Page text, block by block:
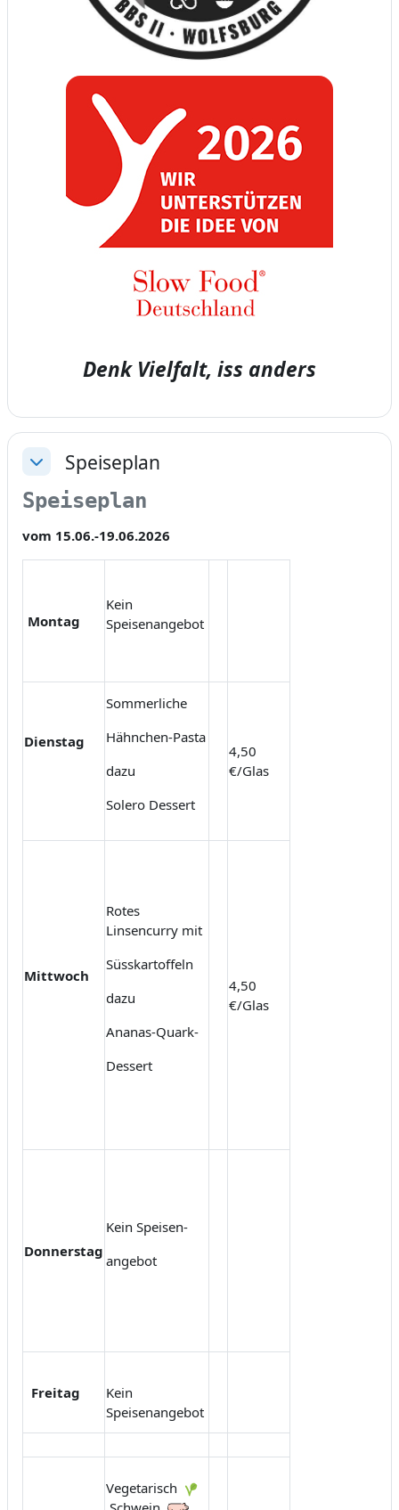
Denk Vielfalt, iss anders
EinklappenSpeiseplan
Speiseplan
vom 15.06.-19.06.2026
Montag
Kein
Speisenangebot
Dienstag
Sommerliche
Hähnchen-Pasta
dazu
Solero Dessert
4,50
€/Glas
Mittwoch
Rotes
Linsencurry mit
Süsskartoffeln
dazu
Ananas-Quark-
Dessert
4,50
€/Glas
Donnerstag
Kein Speisen-
angebot
Freitag
Kein
Speisenangebot
Vegetarisch